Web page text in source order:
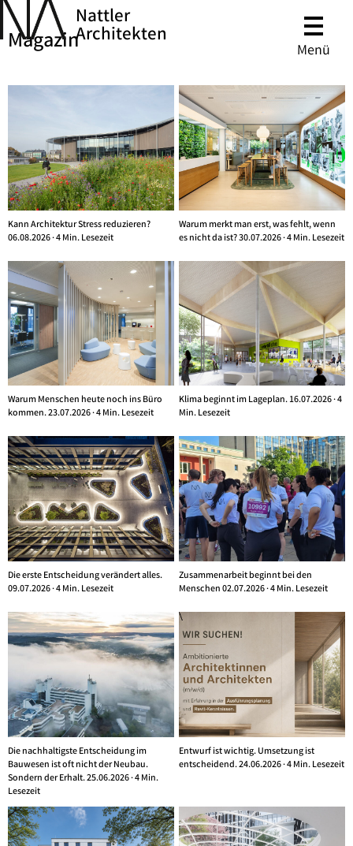
Nattler
Architekten
Menü
Magazin
Kann Architektur Stress reduzieren?
06.08.2026 · 4 Min. Lesezeit
Warum merkt man erst, was fehlt, wenn
es nicht da ist? 30.07.2026 · 4 Min. Lesezeit
Warum Menschen heute noch ins Büro
kommen. 23.07.2026 · 4 Min. Lesezeit
Klima beginnt im Lageplan. 16.07.2026 · 4
Min. Lesezeit
Die erste Entscheidung verändert alles.
09.07.2026 · 4 Min. Lesezeit
Zusammenarbeit beginnt bei den
Menschen 02.07.2026 · 4 Min. Lesezeit
Die nachhaltigste Entscheidung im
Bauwesen ist oft nicht der Neubau.
Sondern der Erhalt. 25.06.2026 · 4 Min.
Lesezeit
Entwurf ist wichtig. Umsetzung ist
entscheidend. 24.06.2026 · 4 Min. Lesezeit